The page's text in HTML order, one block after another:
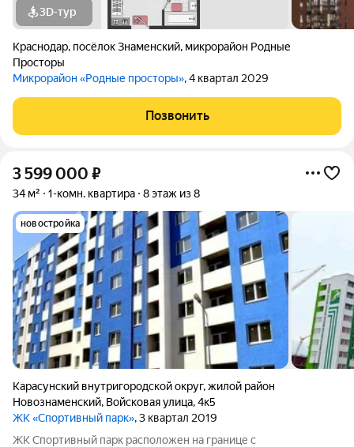
3D-тур
Краснодар, посёлок Знаменский, микрорайон Родные
Просторы
Микрорайон «Родные просторы», 4 квартал 2029
Позвонить
3 599 000 ₽
34 м² 1-комн. квартира 8 этаж из 8
новостройка
Карасунский внутригородской округ,жилой район
Новознаменский, Войсковая улица,4к5
ЖК «Спортивный парк», 3 квартал 2019
ЖК Спортивный парк расположен на границе с